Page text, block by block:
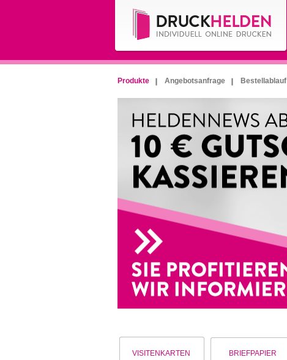
Produkte Angebotsanfrage Bestellablauf
VISITENKARTEN BRIEFPAPIER